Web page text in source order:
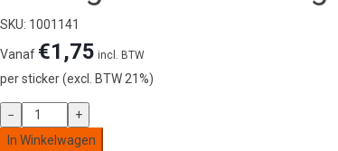
SKU: 1001141
Vanaf €1,75 incl. BTW
per sticker (excl. BTW 21%)
Leidingstickers
Leidingmarkering
−
+
In Winkelwagen